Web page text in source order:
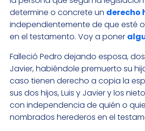
determine o concrete un derecho
independientemente de que esté
en el testamento. Voy a poner
Falleció Pedro dejando esposa, dos
Javier, habiéndole premuerto su
caso tienen derecho a copia la
sus dos hijos, Luis y Javier y los
con independencia de quién o
nombrados herederos en el